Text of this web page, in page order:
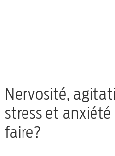
Nervosité,
stress et
faire?